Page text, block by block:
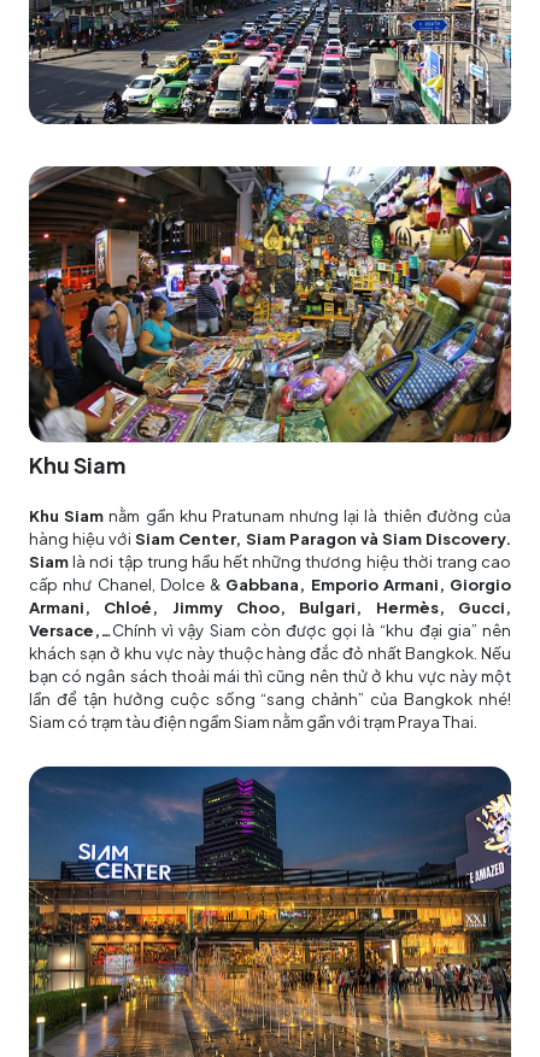
Khu Siam
Khu Siam nằm gần khu Pratunam nhưng lại là thiên đường của
hàng hiệu vớiSiam Center, Siam Paragon và Siam Discovery.
Siamlà nơi tập trung hầu hết những thương hiệu thời trang cao
cấp như Chanel, Dolce & Gabbana, Emporio Armani, Giorgio
Armani, Chloé, Jimmy Choo, Bulgari, Hermès, Gucci,
Versace,…Chính vì vậy Siam còn được gọi là “khu đại gia” nên
khách sạn ở khu vực này thuộc hàng đắc đỏ nhất Bangkok. Nếu
bạn có ngân sách thoải mái thì cũng nên thử ở khu vực này một
lần để tận hưởng cuộc sống “sang chảnh” của Bangkok nhé!
Siam có trạm tàu điện ngầm Siam nằm gần với trạm Praya Thai.